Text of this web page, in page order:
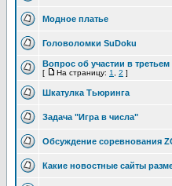
Модное платье
Головоломки SuDoku
Вопрос об участии в
[ На страницу: 1 2 ]
Шкатулка Тьюринга
Задача "Игра в числа"
Обсуждение соревнования
Какие новостные сайты